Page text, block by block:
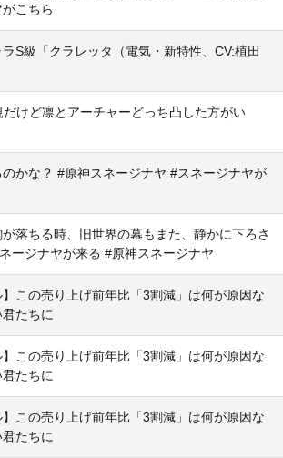
こちら
ラS級「クラレッタ（電気・新特性、CV:植田
だけど凛とアーチャーどっち凸した方がい
のかな？ #原神スネージナヤ #スネージナヤが
が落ちる時、旧世界の幕もまた、静かに下ろさ
ージナヤが来る #原神スネージナヤ
】この売り上げ前年比「3割減」は何が原因な
たちに
】この売り上げ前年比「3割減」は何が原因な
たちに
】この売り上げ前年比「3割減」は何が原因な
たちに